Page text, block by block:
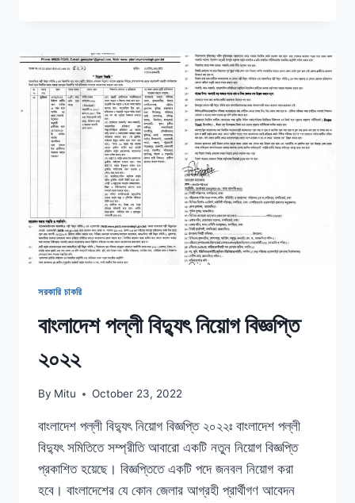
বিজ্ঞপ্তি
(পদ
সংখ্যা
৫০
টি)
সরকারি চাকরি
বাংলাদেশ পল্লী বিদ্যুৎ নিয়োগ বিজ্ঞপ্তি
২০২২
By Mitu October 23, 2022
বাংলাদেশ পল্লী বিদ্যুৎ নিয়োগ বিজ্ঞপ্তি ২০২২ঃ বাংলাদেশ পল্লী
বিদ্যুৎ সমিতিতে সম্প্রীতি আবারো একটি নতুন নিয়োগ বিজ্ঞপ্তি
প্রকাশিত হয়েছে। বিজ্ঞপ্তিতে একটি পদে জনবল নিয়োগ করা
হবে। বাংলাদেশের যে কোন জেলার আগ্রহী প্রার্থীগণ আবেদন